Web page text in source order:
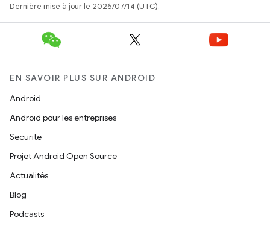
Dernière mise à jour le 2026/07/14 (UTC).
EN SAVOIR PLUS SUR ANDROID
Android
Android pour les entreprises
Sécurité
Projet Android Open Source
Actualités
Blog
Podcasts